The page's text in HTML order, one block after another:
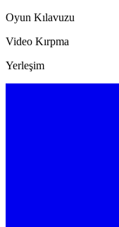
Oyun Kılavuzu
Video Kırpma
Yerleşim